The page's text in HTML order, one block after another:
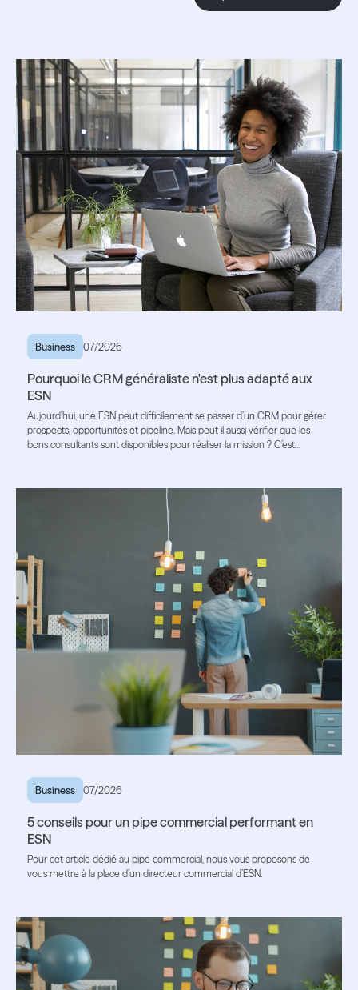
Business 07/2026
Pourquoi le CRM généraliste n'est plus adapté aux
ESN
Aujourd’hui, une ESN peut difficilement se passer d’un CRM pour gérer
prospects, opportunités et pipeline. Mais peut-il aussi vérifier que les
bons consultants sont disponibles pour réaliser la mission ? C’est
Business 07/2026
5 conseils pour un pipe commercial performant en
ESN
Pour cet article dédié au pipe commercial, nous vous proposons de
vous mettre à la place d’un directeur commercial d’ESN.